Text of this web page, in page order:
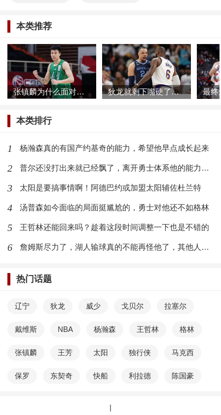
本类推荐
张镇麟为什么面对网络暴力根本不慌，他母亲或许比想象的更加强大 狄龙就剩下嘴硬了，被一个39岁的球员打爆了还不承认
本类排行
1 杨瀚森真的有国产约基奇的能力，希望他早点成长起来
2 普尔还没打出来就已经飘了，离开勇士体系他的能力发挥不出来了
3 太阳是要搞事情啊！阿德巴约或加盟太阳辅佐杜兰特
4 汤普森如今面临的局面挺尴尬的，勇士对他还不如格林
5 王哲林还能回来吗？趁着这段时间调整一下也是不错的
6 詹姆斯尽力了，湖人输球真的不能再怪他了，其他人需要反思
热门话题
辽宁 狄龙 威少 戈贝尔 拉塞尔
戴维斯 NBA 杨瀚森 王哲林 格林
张镇麟 王芳 太阳 独行侠 马克西
保罗 东契奇 快船 利拉德 陈国豪
|